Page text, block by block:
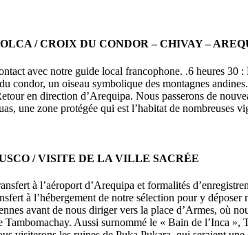
/ CROIX DU CONDOR – CHIVAY –
avec notre guide local francophone. .6 heures
condor, un oiseau symbolique des montagnes
en direction d’Arequipa. Nous passerons de
une zone protégée qui est l’habitat de
/ VISITE DE LA VILLE SACRÉE
à l’aéroport d’Arequipa et formalités
à l’hébergement de notre sélection pour y
avant de nous diriger vers la place d’Armes, où
Tambomachay. Aussi surnommé le « Bain de l’Inca